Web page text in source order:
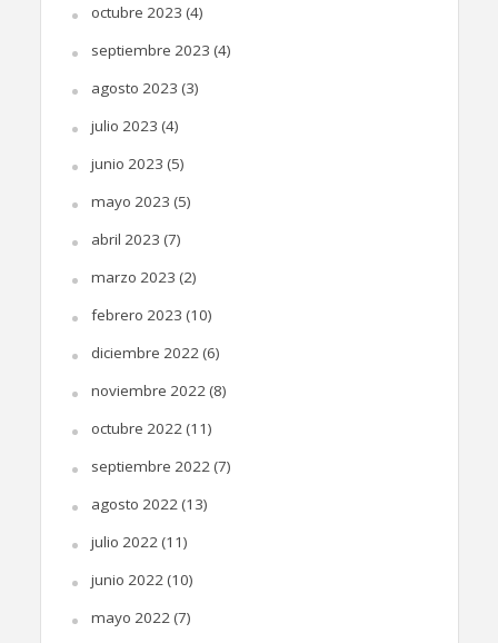
octubre 2023 (4)
septiembre 2023 (4)
agosto 2023 (3)
julio 2023 (4)
junio 2023 (5)
mayo 2023 (5)
abril 2023 (7)
marzo 2023 (2)
febrero 2023 (10)
diciembre 2022 (6)
noviembre 2022 (8)
octubre 2022 (11)
septiembre 2022 (7)
agosto 2022 (13)
julio 2022 (11)
junio 2022 (10)
mayo 2022 (7)